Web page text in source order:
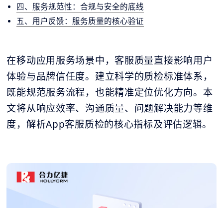
四、服务规范性：合规与安全的底线
五、用户反馈：服务质量的核心验证
在移动应用服务场景中，客服质量直接影响用户
体验与品牌信任度。建立科学的质检标准体系，
既能规范服务流程，也能精准定位优化方向。本
文将从响应效率、沟通质量、问题解决能力等维
度，解析App客服质检的核心指标及评估逻辑。